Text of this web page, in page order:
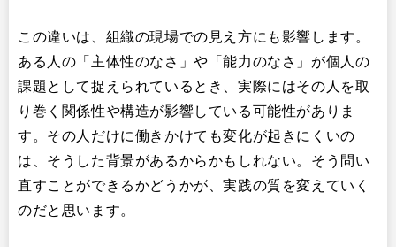
この違いは、組織の現場での見え方にも影響します。
ある人の「主体性のなさ」や「能力のなさ」が個人の
課題として捉えられているとき、実際にはその人を取
り巻く関係性や構造が影響している可能性がありま
す。その人だけに働きかけても変化が起きにくいの
は、そうした背景があるからかもしれない。そう問い
直すことができるかどうかが、実践の質を変えていく
のだと思います。